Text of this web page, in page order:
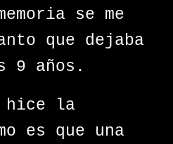
se me
que dejaba
9 años.
hice la
es que una